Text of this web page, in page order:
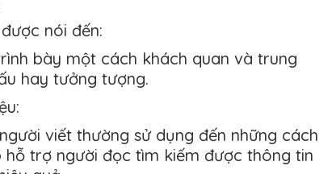
nói đến:
bày một cách khách quan và trung
hay tưởng tượng.
viết thường sử dụng đến những cách
trợ người đọc tìm kiếm được thông tin